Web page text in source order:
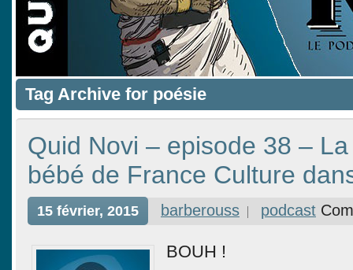
Tag Archive for poésie
Quid Novi – episode 38 –
bébé de France Culture
15 février, 2015 barberouss podcast
BOUH !